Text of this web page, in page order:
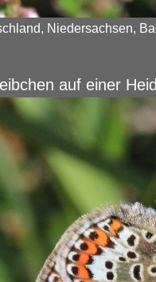
Niedersachsen,
auf einer